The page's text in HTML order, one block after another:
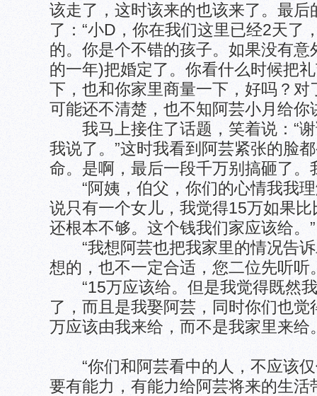
该走了，这时该来的也该来了。最后
了：“小D，你在我们这里已经2天了
的。你是个不错的孩子。如果没有
的一年)把婚定了。你看什么时候把
下，也和你家里商量一下，好吗？对
可能还不清楚，也不知阿芸小月给
我马上接住了话题，笑着说：“谢
我说了。”这时我看到阿芸紧张的脸
命。是啊，最后一段千万别搞砸了
“阿姨，伯父，你们的心情我我理
说只有一个女儿，我觉得15万如果
还根本不够。这个钱我们家应该给
“我想阿芸也把我家里的情况告诉
想的，也不一定合适，您二位先听
“15万应该给。但是我觉得既然我
了，而且是我娶阿芸，同时你们也
万应该由我来给，而不是我家里来
“你们和阿芸看中的人，不应该仅
要有能力，有能力给阿芸将来的生活